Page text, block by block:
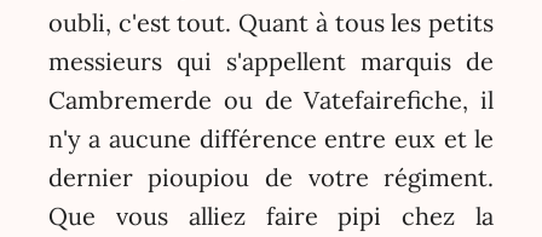
oubli, c'est tout. Quant à tous les petits
messieurs qui s'appellent marquis de
Cambremerde ou de Vatefairefiche, il
n'y a aucune différence entre eux et le
dernier pioupiou de votre régiment.
Que vous alliez faire pipi chez la